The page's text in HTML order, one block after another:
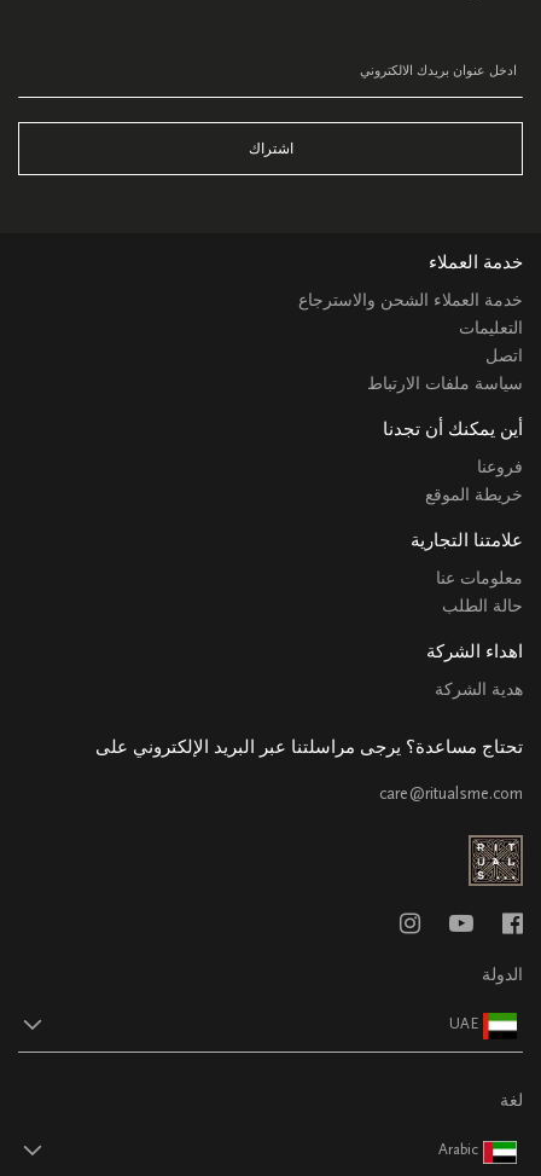
اشتراك
خدمة العملاء
خدمة العملاء الشحن والاسترجاع
التعليمات
اتصل
سياسة ملفات الارتباط
أين يمكنك أن تجدنا
فروعنا
خريطة الموقع
علامتنا التجارية
معلومات عنا
حالة الطلب
اهداء الشركة
هدية الشركة
تحتاج مساعدة؟ يرجى مراسلتنا عبر البريد الإلكتروني على
care@ritualsme.com
الدولة
UAE
لغة
Arabic